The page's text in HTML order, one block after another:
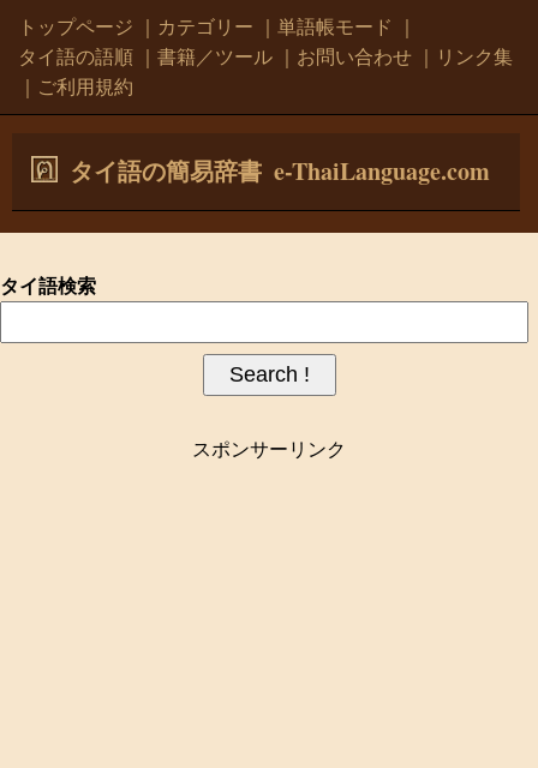
トップページ カテゴリー 単語帳モード
タイ語の語順
書籍／ツール お問い合わせ
リンク集
ご利用規約
タイ語の簡易辞書 e-ThaiLanguage.com
タイ語検索
スポンサーリンク